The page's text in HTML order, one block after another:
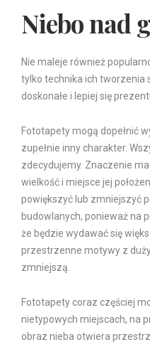
Niebo nad
Nie maleje również
tylko technika ich tworzenia
doskonałe i lepiej się
Fototapety mogą dopełnić
zupełnie inny charakter.
zdecydujemy. Znaczenie
wielkość i miejsce jej
powiększyć lub zmniejszyć
budowlanych, ponieważ na
że będzie wydawać się
przestrzenne motywy z
zmniejszą.
Fototapety coraz częściej
nietypowych miejscach, na
obraz nieba otwiera